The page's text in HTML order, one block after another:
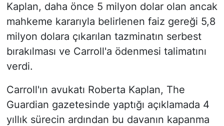
Kaplan, daha önce 5 milyon dolar olan ancak
mahkeme kararıyla belirlenen faiz gereği 5,8
milyon dolara çıkarılan tazminatın serbest
bırakılması ve Carroll'a ödenmesi talimatını
verdi.
Carroll'ın avukatı Roberta Kaplan, The
Guardian gazetesinde yaptığı açıklamada 4
yıllık sürecin ardından bu davanın kapanma